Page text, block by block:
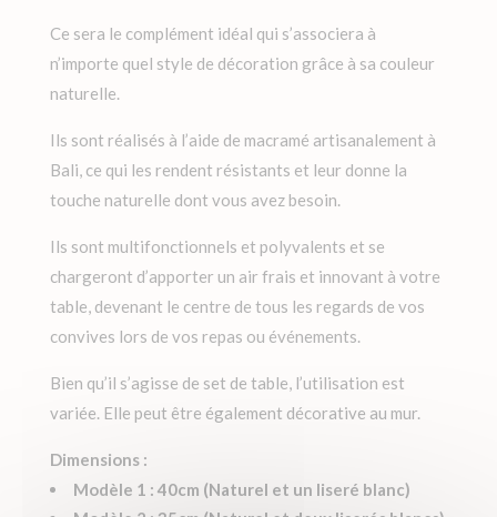
Ce sera le complément idéal qui s’associera à
n’importe quel style de décoration grâce à sa couleur
naturelle.
Ils sont réalisés à l’aide de macramé artisanalement à
Bali, ce qui les rendent résistants et leur donne la
touche naturelle dont vous avez besoin.
Ils sont multifonctionnels et polyvalents et se
chargeront d’apporter un air frais et innovant à votre
table, devenant le centre de tous les regards de vos
convives lors de vos repas ou événements.
Bien qu’il s’agisse de set de table, l’utilisation est
variée. Elle peut être également décorative au mur.
Dimensions :
Modèle 1 : 40cm (Naturel et un liseré blanc)